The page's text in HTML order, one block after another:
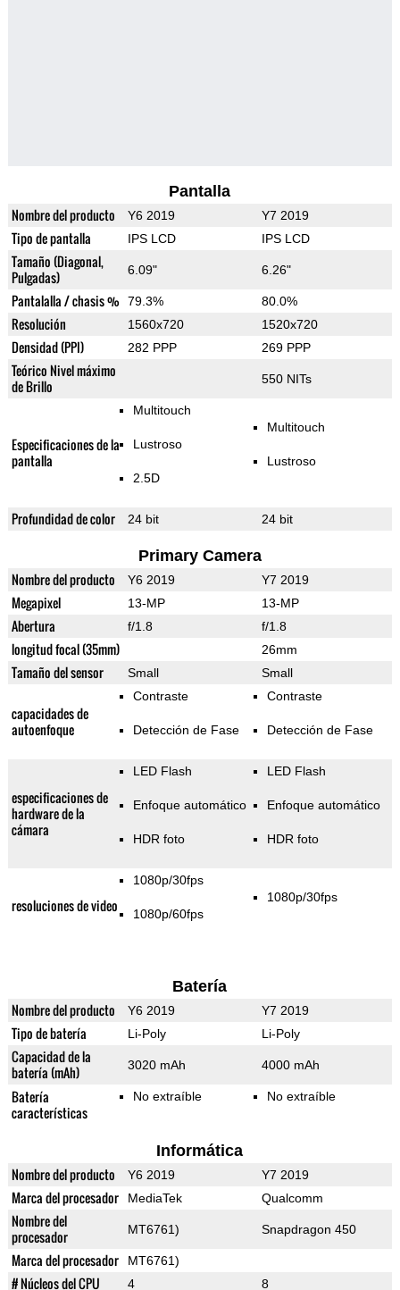
Pantalla
Nombre del producto Y6 2019 Y7 2019
Tipo de pantalla IPS LCD IPS LCD
Tamaño (Diagonal,
Pulgadas)
6.09" 6.26"
Pantalalla / chasis % 79.3% 80.0%
Resolución 1560x720 1520x720
Densidad (PPI) 282 PPP 269 PPP
Teórico Nivel máximo
de Brillo
550 NITs
Especificaciones de la
pantalla
Multitouch
Lustroso
2.5D
Multitouch
Lustroso
Profundidad de color 24 bit 24 bit
Primary Camera
Nombre del producto Y6 2019 Y7 2019
Megapixel 13-MP 13-MP
Abertura f/1.8 f/1.8
longitud focal (35mm) 26mm
Tamaño del sensor Small Small
capacidades de
autoenfoque
Contraste
Detección de Fase
Contraste
Detección de Fase
especificaciones de
hardware de la
cámara
LED Flash
Enfoque automático
HDR foto
LED Flash
Enfoque automático
HDR foto
resoluciones de video
1080p/30fps
1080p/60fps
1080p/30fps
Batería
Nombre del producto Y6 2019 Y7 2019
Tipo de batería Li-Poly Li-Poly
Capacidad de la
batería (mAh)
3020 mAh 4000 mAh
Batería
características
No extraíble No extraíble
Informática
Nombre del producto Y6 2019 Y7 2019
Marca del procesador MediaTek Qualcomm
Nombre del
procesador
MT6761) Snapdragon 450
Marca del procesador MT6761)
# Núcleos del CPU 4 8